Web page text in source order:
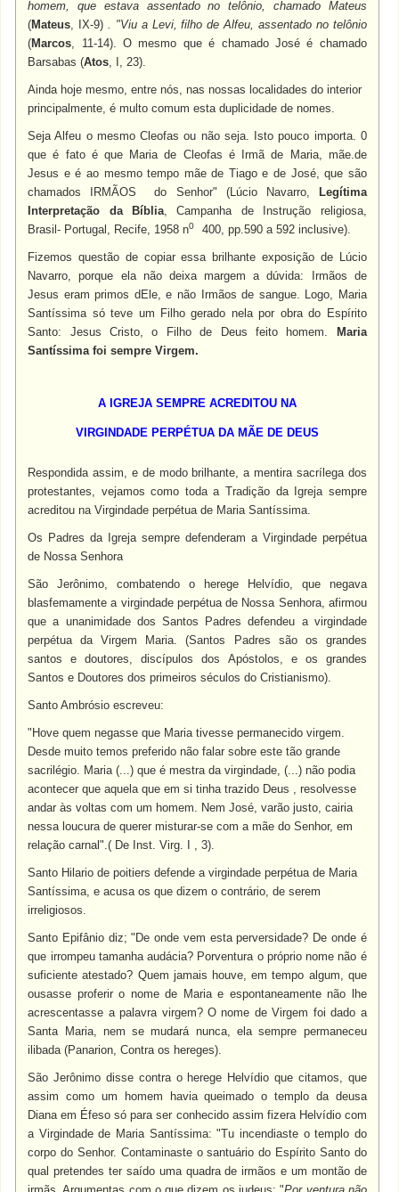
homem, que estava assentado no telônio, chamado Mateus
(Mateus , IX-9)
. "Viu a Levi, filho de Alfeu, assentado no telônio
(Marcos , 11-14). O mesmo que é chamado José é chamado
Barsabas (Atos , I, 23).
Ainda hoje mesmo, entre nós, nas nossas localidades do interior
principalmente, é multo comum esta duplicidade de nomes.
Seja Alfeu o mesmo Cleofas ou não seja. Isto pouco importa. 0
que é fato é que Maria de Cleofas é Irmã de Maria, mãe.de
Jesus e é ao mesmo tempo mãe de Tiago e de José, que são
chamados
IRMÃOSdo Senhor" (Lúcio Navarro,
Legítima
Interpretação da Bíblia , Campanha de Instrução religiosa,
Brasil- Portugal, Recife, 1958 n0 400, pp.590 a 592 inclusive).
Fizemos questão de copiar essa brilhante exposição de Lúcio
Navarro, porque ela não deixa margem a dúvida: Irmãos de
Jesus eram primos dEle, e não Irmãos de sangue. Logo, Maria
Santíssima só teve um Filho gerado nela por obra do Espírito
Santo: Jesus Cristo, o Filho de Deus feito homem.
Maria
Santíssima foi sempre Virgem.
A IGREJA SEMPRE ACREDITOU NA
VIRGINDADE PERPÉTUA DA MÃE DE DEUS
Respondida assim, e de modo brilhante, a mentira sacrílega dos
protestantes, vejamos como toda a Tradição da Igreja sempre
acreditou na Virgindade perpétua de Maria Santíssima.
Os Padres da Igreja sempre defenderam a Virgindade perpétua
de Nossa Senhora
São Jerônimo, combatendo o herege Helvídio, que negava
blasfemamente a virgindade perpétua de Nossa Senhora, afirmou
que a unanimidade dos Santos Padres defendeu a virgindade
perpétua da Virgem Maria. (Santos Padres são os grandes
santos e doutores, discípulos dos Apóstolos, e os grandes
Santos e Doutores dos primeiros séculos do Cristianismo).
Santo Ambrósio escreveu:
"Hove quem negasse que Maria tivesse permanecido virgem.
Desde muito temos preferido não falar sobre este tão grande
sacrilégio. Maria (...) que é mestra da virgindade, (...) não podia
acontecer que aquela que em si tinha trazido Deus , resolvesse
andar às voltas com um homem. Nem José, varão justo, cairia
nessa loucura de querer misturar-se com a mãe do Senhor, em
relação carnal".( De Inst. Virg. I , 3).
Santo Hilario de poitiers defende a virgindade perpétua de Maria
Santíssima, e acusa os que dizem o contrário, de serem
irreligiosos.
Santo Epifânio diz; "De onde vem esta perversidade? De onde é
que irrompeu tamanha audácia? Porventura o próprio nome não é
suficiente atestado? Quem jamais houve, em tempo algum, que
ousasse proferir o nome de Maria e espontaneamente não lhe
acrescentasse a palavra virgem? O nome de Virgem foi dado a
Santa Maria, nem se mudará nunca, ela sempre permaneceu
ilibada (Panarion, Contra os hereges).
São Jerônimo disse contra o herege Helvídio que citamos, que
assim como um homem havia queimado o templo da deusa
Diana em Éfeso só para ser conhecido assim fizera Helvídio com
a Virgindade de Maria Santíssima: "Tu incendiaste o templo do
corpo do Senhor. Contaminaste o santuário do Espírito Santo do
qual pretendes ter saído uma quadra de irmãos e um montão de